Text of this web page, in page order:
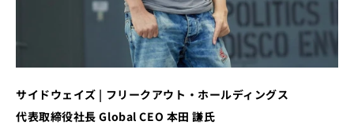
サイドウェイズ | フリークアウト・ホールディングス
代表取締役社長 Global CEO 本田 謙氏